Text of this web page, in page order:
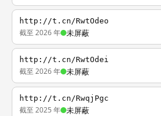
http://t.cn/RwtOdeo
截至 2026 年 未屏蔽
http://t.cn/RwtOdei
截至 2026 年 未屏蔽
http://t.cn/RwqjPgc
截至 2025 年 未屏蔽